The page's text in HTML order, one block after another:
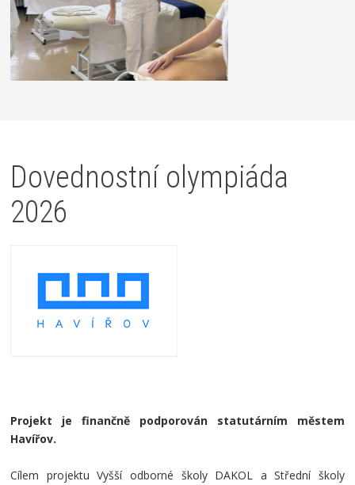
Dovednostní olympiáda
2026
Projekt je finančně podporován statutárním městem
Havířov.
Cílem projektu Vyšší odborné školy DAKOL a Střední školy